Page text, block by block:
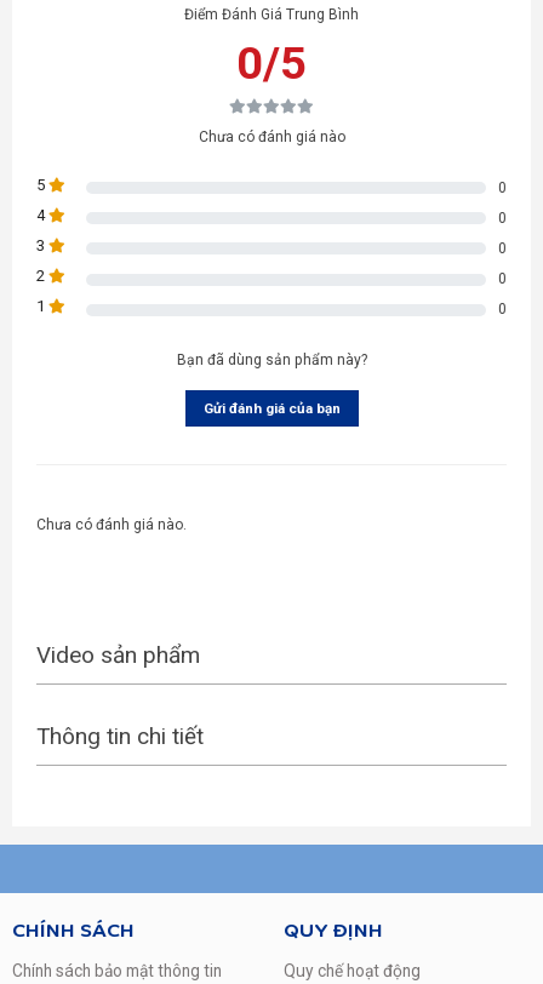
Điểm Đánh Giá Trung Bình
0/5
Chưa có đánh giá nào
5 0
4 0
3 0
2 0
1 0
Bạn đã dùng sản phẩm này?
Gửi đánh giá của bạn
Chưa có đánh giá nào.
Video sản phẩm
Thông tin chi tiết
CHÍNH SÁCH
Chính sách bảo mật thông tin
QUY ĐỊNH
Quy chế hoạt động